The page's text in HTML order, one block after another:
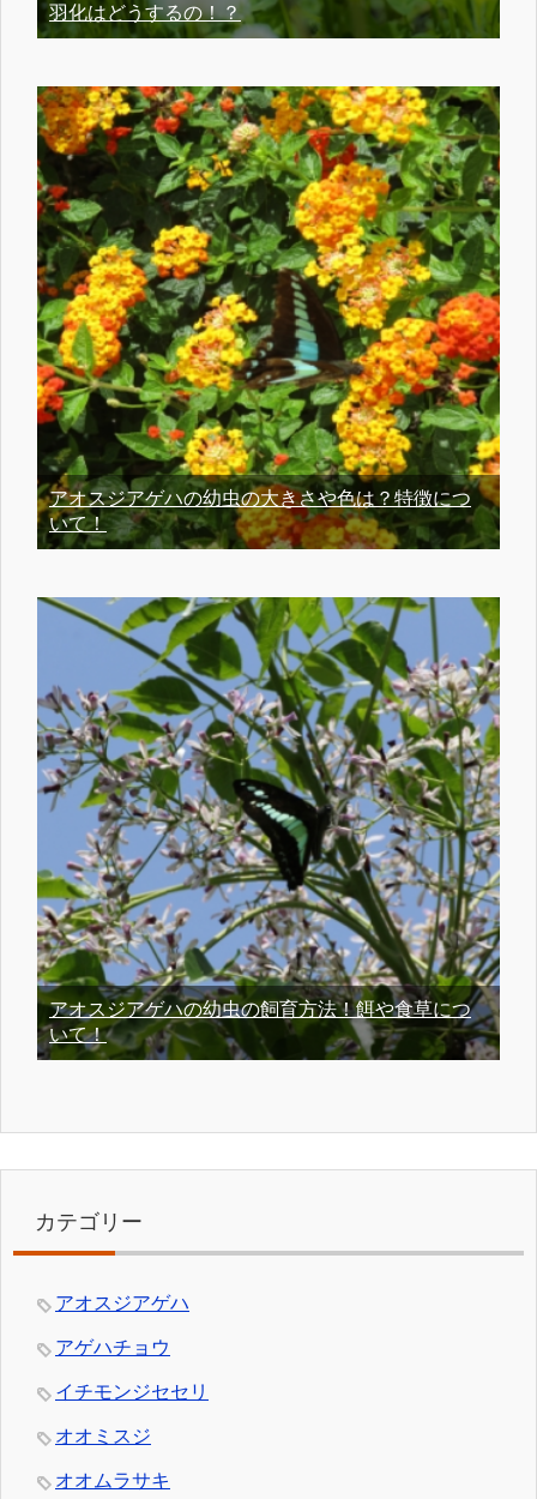
羽化はどうするの！？
アオスジアゲハの幼虫の大きさや色は？特徴につ
いて！
アオスジアゲハの幼虫の飼育方法！餌や食草につ
いて！
カテゴリー
アオスジアゲハ
アゲハチョウ
イチモンジセセリ
オオミスジ
オオムラサキ